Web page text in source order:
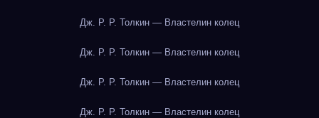
Дж. Р. Р. Толкин — Властелин колец
Дж. Р. Р. Толкин — Властелин колец
Дж. Р. Р. Толкин — Властелин колец
Дж. Р. Р. Толкин — Властелин колец